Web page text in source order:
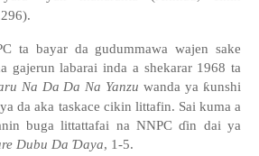
ta bayar da gudummawa wajen sake
gajerun labarai inda a shekarar 1968 ta
Na Da Da Na Yanzuwanda ya ƙunshi
da aka taskace cikin littafin. Sai kuma a
buga littattafai na NNPCɗin dai ya
Dubu Da Ɗaya, 1-5.